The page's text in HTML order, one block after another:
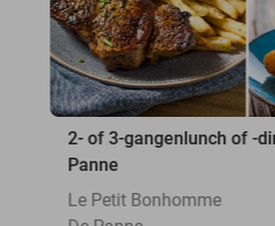
2- of 3-gangenlunch of -
Panne
Le Petit Bonhomme